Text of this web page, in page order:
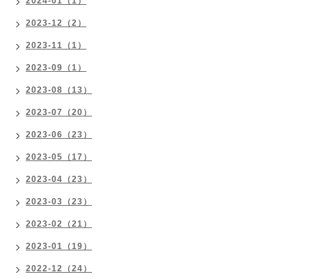
2023-12（2）
2023-11（1）
2023-09（1）
2023-08（13）
2023-07（20）
2023-06（23）
2023-05（17）
2023-04（23）
2023-03（23）
2023-02（21）
2023-01（19）
2022-12（24）